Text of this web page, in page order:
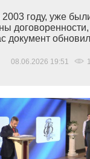
2003 году, уже
договоренности,
документ
08.06.2026 19:51